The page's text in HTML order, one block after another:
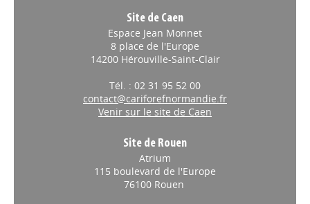
Site de Caen
Espace Jean Monnet
8 place de l'Europe
14200 Hérouville-Saint-Clair
Tél. : 02 31 95 52 00
contact@cariforefnormandie.fr
Venir sur le site de Caen
Site de Rouen
Atrium
115 boulevard de l'Europe
76100 Rouen